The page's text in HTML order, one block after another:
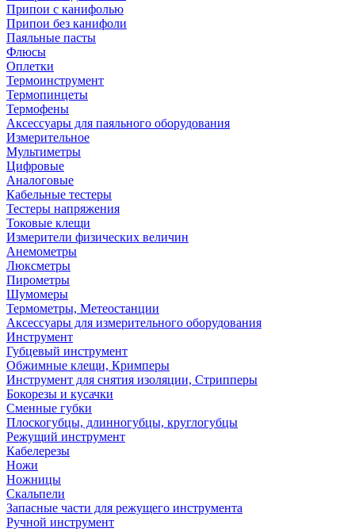
Припои с канифолью
Припои без канифоли
Паяльные пасты
Флюсы
Оплетки
Термоинструмент
Термопинцеты
Термофены
Аксессуары для паяльного оборудования
Измерительное
Мультиметры
Цифровые
Аналоговые
Кабельные тестеры
Тестеры напряжения
Токовые клещи
Измерители физических величин
Анемометры
Люксметры
Пирометры
Шумомеры
Термометры, Метеостанции
Аксессуары для измерительного оборудования
Инструмент
Губцевый инструмент
Обжимные клещи, Кримперы
Инструмент для снятия изоляции, Стрипперы
Бокорезы и кусачки
Сменные губки
Плоскогубцы, длинногубцы, круглогубцы
Режущий инструмент
Кабелерезы
Ножи
Ножницы
Скальпели
Запасные части для режущего инструмента
Ручной инструмент